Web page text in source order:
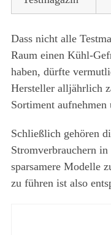
Dass nicht alle
Raum einen Kühl-
haben, dürfte
Hersteller alljährlich
Sortiment aufnehmen
Schließlich gehören
Stromverbrauchern
sparsamere Modelle
zu führen ist also